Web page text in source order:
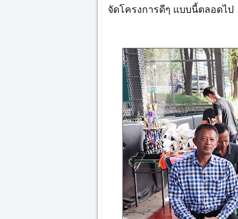
จัดโครงการดีๆ แบบนี้ตลอดไป